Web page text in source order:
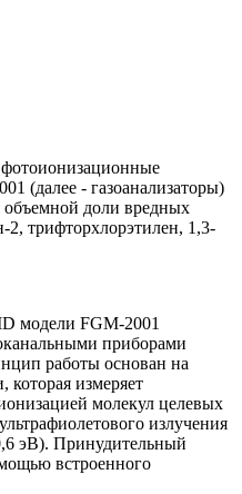
(далее - газоанализаторы)
объемной доли вредных
2, трифторхлорэтилен, 1,3-
модели FGM-2001
приборами
работы основан на
измеряет
молекул целевых
излучения
эВ). Принудительный
встроенного